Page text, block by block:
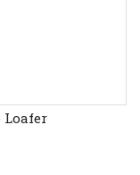
Loafer